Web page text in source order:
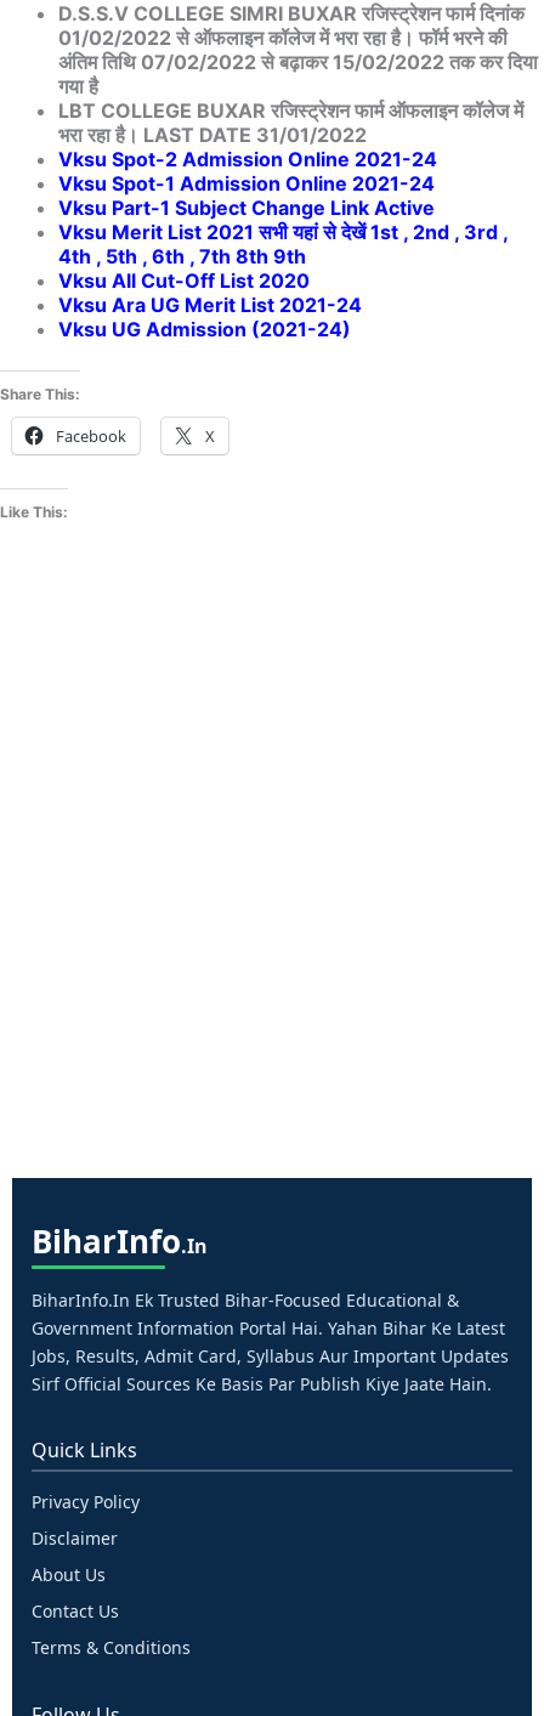
D.S.S.V COLLEGE SIMRI BUXAR रजिस्ट्रेशन फार्म दिनांक
01/02/2022 से ऑफलाइन कॉलेज में भरा रहा है। फॉर्म भरने की
अंतिम तिथि 07/02/2022 से बढ़ाकर 15/02/2022 तक कर दिया
गया है
LBT COLLEGE BUXAR रजिस्ट्रेशन फार्म ऑफलाइन कॉलेज में
भरा रहा है। LAST DATE 31/01/2022
Vksu Spot-2 Admission Online 2021-24
Vksu Spot-1 Admission Online 2021-24
Vksu Part-1 Subject Change Link Active
Vksu Merit List 2021 सभी यहां से देखें 1st , 2nd , 3rd ,
4th , 5th , 6th , 7th 8th 9th
Vksu All Cut-Off List 2020
Vksu Ara UG Merit List 2021-24
Vksu UG Admission (2021-24)
Share This:
Facebook X
Like This:
BiharInfo.in
BiharInfo.in Ek Trusted Bihar-Focused Educational &
Government Information Portal Hai. Yahan Bihar Ke Latest
Jobs, Results, Admit Card, Syllabus Aur Important Updates
Sirf Official Sources Ke Basis Par Publish Kiye Jaate Hain.
Quick Links
Privacy Policy
Disclaimer
About Us
Contact Us
Terms & Conditions